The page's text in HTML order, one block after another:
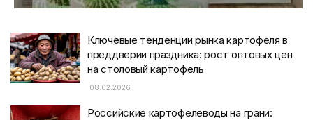
Ключевые тенденции рынка картофеля в
преддверии праздника: рост оптовых цен
на столовый картофель
08.02.2026
Российские картофелеводы на грани: